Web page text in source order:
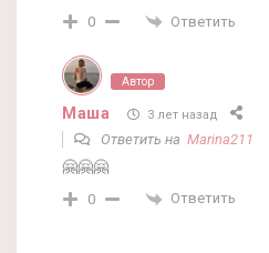
0 Ответить
Автор
Маша 3 лет назад
Ответить на Marina211
🤗🤗🤗
0 Ответить